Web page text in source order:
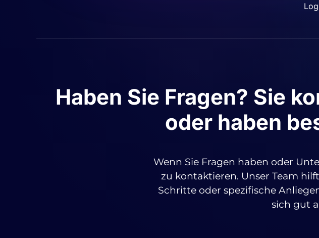
Haben Sie Fragen? Sie
oder haben
Wenn Sie Fragen haben oder
zu kontaktieren. Unser Team
Schritte oder spezifische
sich gut